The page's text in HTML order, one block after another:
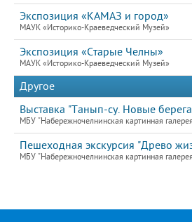
Экспозиция «КАМАЗ и город»
МАУК «Историко-Краеведческий Музей»
Экспозиция «Старые Челны»
МАУК «Историко-Краеведческий Музей»
Другое
Выставка "Танып-су. Новые
МБУ "Набережночелнинская картинная
Пешеходная экскурсия "Древо
МБУ "Набережночелнинская картинная